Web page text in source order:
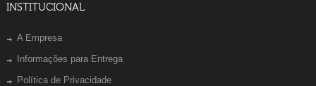
INSTITUCIONAL
A Empresa
Informações para Entrega
Política de Privacidade